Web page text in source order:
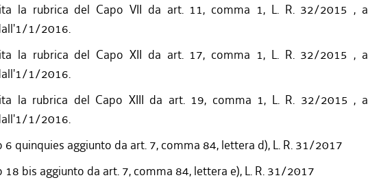
la rubrica del Capo VII da art. 11, comma 1, L. R. 32/2015 , a
1/2016.
la rubrica del Capo XII da art. 17, comma 1, L. R. 32/2015 , a
1/2016.
la rubrica del Capo XIII da art. 19, comma 1, L. R. 32/2015 , a
1/2016.
6 quinquies aggiunto da art. 7, comma 84, lettera d), L. R. 31/2017
18 bis aggiunto da art. 7, comma 84, lettera e), L. R. 31/2017